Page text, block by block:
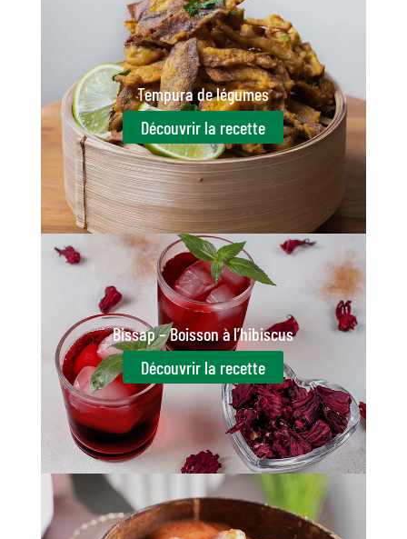
Tempura de légumes
Découvrir la recette
Bissap – Boisson à l’hibiscus
Découvrir la recette